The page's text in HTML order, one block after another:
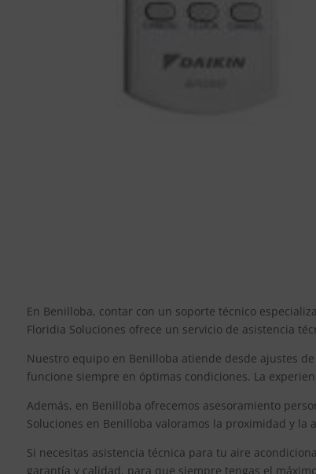
En Benilloba, contar con un soporte técnico
Floridia Soluciones ofrece un servicio de asistencia
Nuestro equipo en Benilloba atiende desde ajustes
funcione siempre en óptimas condiciones. La
Además, en Benilloba ofrecemos asesoramiento
Soluciones en Benilloba valoramos la proximidad y
Si necesitas asistencia técnica para tu aire
garantía y calidad, para que siempre tengas el